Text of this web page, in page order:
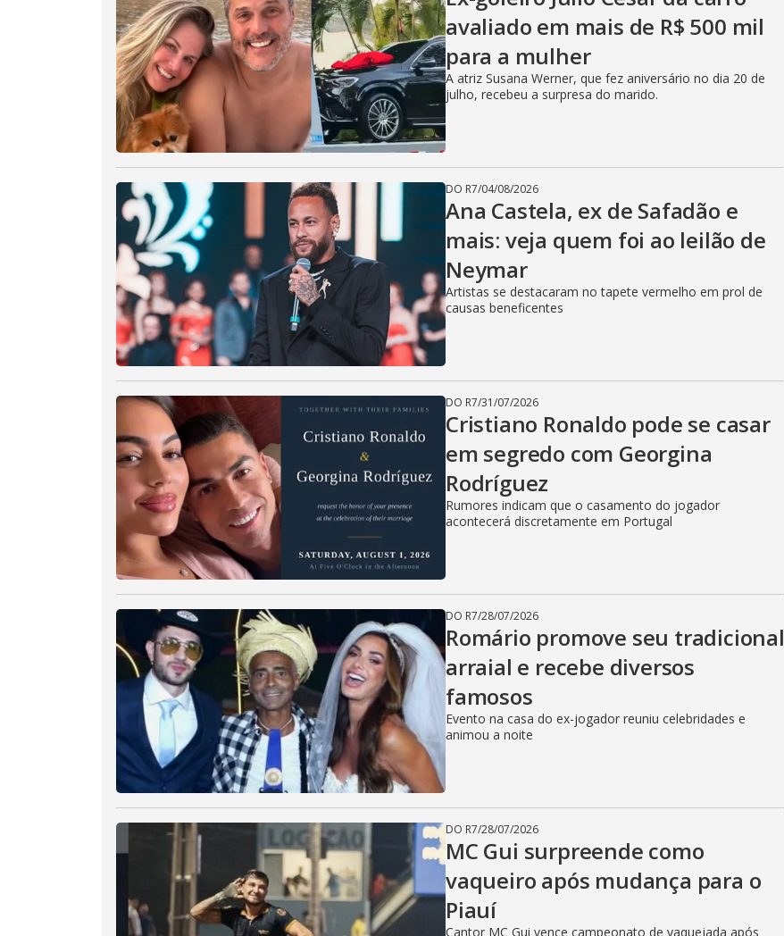
avaliado em mais de R$ 500 mil
para a mulher
A atriz Susana Werner, que fez aniversário no dia 20 de
julho, recebeu a surpresa do marido.
DO R7/04/08/2026
Ana Castela, ex de Safadão e
mais: veja quem foi ao leilão de
Neymar
Artistas se destacaram no tapete vermelho em prol de
causas beneficentes
DO R7/31/07/2026
Cristiano Ronaldo pode se casar
em segredo com Georgina
Rodríguez
Rumores indicam que o casamento do jogador
acontecerá discretamente em Portugal
DO R7/28/07/2026
Romário promove seu tradicional
arraial e recebe diversos
famosos
Evento na casa do ex-jogador reuniu celebridades e
animou a noite
DO R7/28/07/2026
MC Gui surpreende como
vaqueiro após mudança para o
Piauí
Cantor MC Gui vence campeonato de vaquejada após